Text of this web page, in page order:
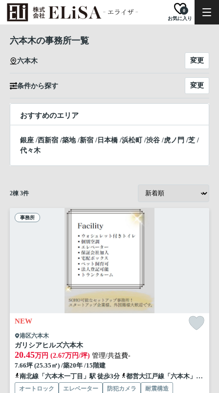
お気に入り
0
六本木の事務所一覧
六本木 変更
条件から探す 変更
おすすめのエリア
銀座 /西新宿 /築地/新宿 / 日本橋 /浜松町 /渋谷 /虎ノ門 /芝 /
代々木
2棟 3件
事務所
NEW
港区六本木
ガリシアヒルズ六本木
20.45万円 (2.67万円/坪) 管理/共益費-
7.66坪 (25.35㎡) /築20年 /15階建
南北線「六本木一丁目」駅 徒歩3分
都営大江戸線「六本木」駅 徒歩6分
オートロック エレベーター 防犯カメラ 耐震構造